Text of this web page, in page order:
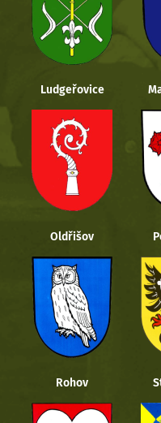
Ludgeřovice
Oldřišov
Rohov